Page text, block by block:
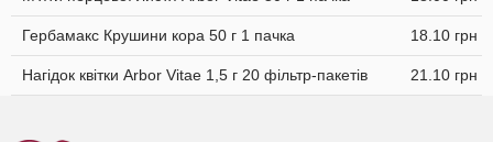
Гербамакс Крушини кора 50 г 1 пачка 18.10 грн
Нагідок квітки Arbor Vitae 1,5 г 20 фільтр-пакетів 21.10 грн